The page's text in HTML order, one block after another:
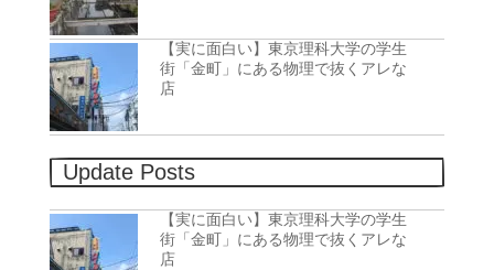
【実に面白い】東京理科大学の学生
街「金町」にある物理で抜くアレな
店
Update Posts
【実に面白い】東京理科大学の学生
街「金町」にある物理で抜くアレな
店